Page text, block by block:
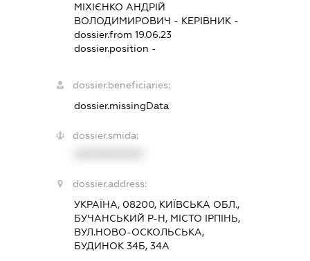
МІХІЄНКО АНДРІЙ
ВОЛОДИМИРОВИЧ - КЕРІВНИК -
dossier.from 19.06.23
dossier.position -
dossier.beneficiaries:
dossier.missingData
dossier.smida:
dossier.address:
УКРАЇНА, 08200, КИЇВСЬКА ОБЛ.,
БУЧАНСЬКИЙ Р-Н, МІСТО ІРПІНЬ,
ВУЛ.НОВО-ОСКОЛЬСЬКА,
БУДИНОК 34Б, 34А